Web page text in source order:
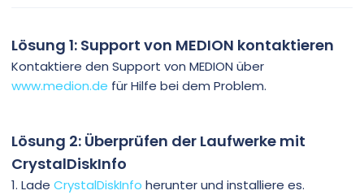
Lösung 1: Support von MEDION kontaktieren
Kontaktiere den Support von MEDION über
www.medion.de für Hilfe bei dem Problem.
Lösung 2: Überprüfen der Laufwerke mit
CrystalDiskInfo
1. Lade CrystalDiskInfo herunter und installiere es.